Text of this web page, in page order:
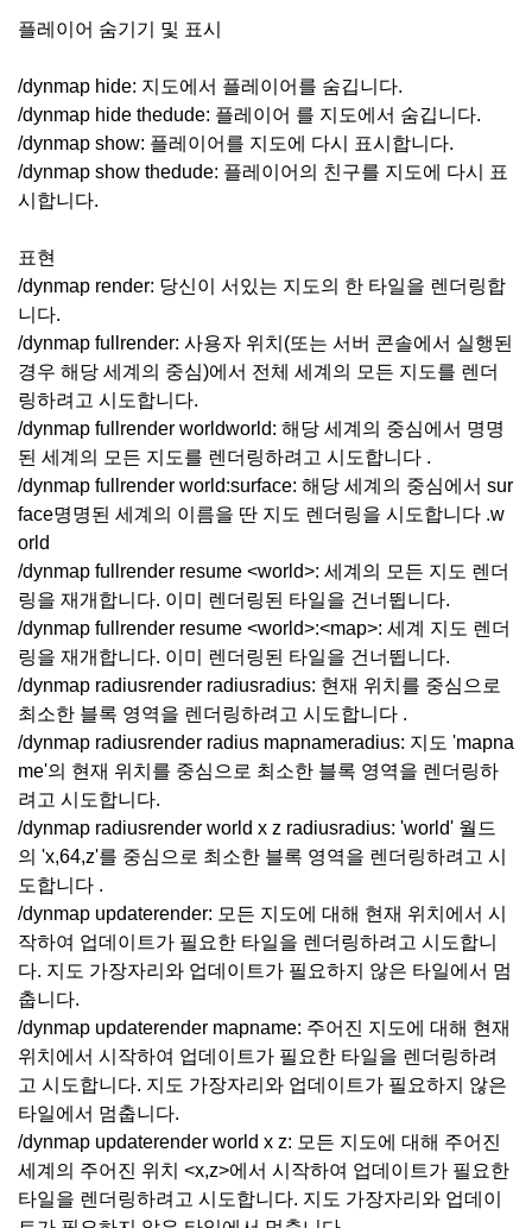
플레이어 숨기기 및 표시
/dynmap hide: 지도에서 플레이어를 숨깁니다.
/dynmap hide thedude: 플레이어 를 지도에서 숨깁니다.
/dynmap show: 플레이어를 지도에 다시 표시합니다.
/dynmap show thedude: 플레이어의 친구를 지도에 다시 표
시합니다.
표현
/dynmap render: 당신이 서있는 지도의 한 타일을 렌더링합
니다.
/dynmap fullrender: 사용자 위치(또는 서버 콘솔에서 실행된
경우 해당 세계의 중심)에서 전체 세계의 모든 지도를 렌더
링하려고 시도합니다.
/dynmap fullrender worldworld: 해당 세계의 중심에서 명명
된 세계의 모든 지도를 렌더링하려고 시도합니다 .
/dynmap fullrender world:surface: 해당 세계의 중심에서 sur
face명명된 세계의 이름을 딴 지도 렌더링을 시도합니다 .w
orld
/dynmap fullrender resume <world>: 세계의 모든 지도 렌더
링을 재개합니다. 이미 렌더링된 타일을 건너뜁니다.
/dynmap fullrender resume <world>:<map>: 세계 지도 렌더
링을 재개합니다. 이미 렌더링된 타일을 건너뜁니다.
/dynmap radiusrender radiusradius: 현재 위치를 중심으로
최소한 블록 영역을 렌더링하려고 시도합니다 .
/dynmap radiusrender radius mapnameradius: 지도 'mapna
me'의 현재 위치를 중심으로 최소한 블록 영역을 렌더링하
려고 시도합니다.
/dynmap radiusrender world x z radiusradius: 'world' 월드
의 'x,64,z'를 중심으로 최소한 블록 영역을 렌더링하려고 시
도합니다 .
/dynmap updaterender: 모든 지도에 대해 현재 위치에서 시
작하여 업데이트가 필요한 타일을 렌더링하려고 시도합니
다. 지도 가장자리와 업데이트가 필요하지 않은 타일에서 멈
춥니다.
/dynmap updaterender mapname: 주어진 지도에 대해 현재
위치에서 시작하여 업데이트가 필요한 타일을 렌더링하려
고 시도합니다. 지도 가장자리와 업데이트가 필요하지 않은
타일에서 멈춥니다.
/dynmap updaterender world x z: 모든 지도에 대해 주어진
세계의 주어진 위치 <x,z>에서 시작하여 업데이트가 필요한
타일을 렌더링하려고 시도합니다. 지도 가장자리와 업데이